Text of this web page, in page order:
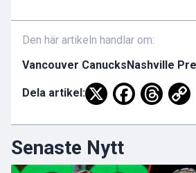
Den här artikeln handlar om:
Vancouver Canucks Nashville
Dela artikel:
Senaste Nytt